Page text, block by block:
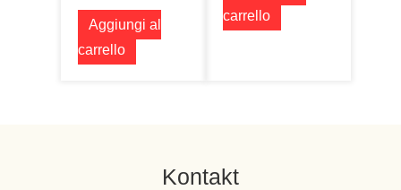
Aggiungi al
carrello
carrello
Kontakt